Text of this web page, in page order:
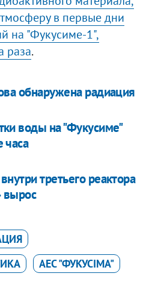
в первые дни
на "Фукусиме-1",
раза.
обнаружена радиация
воды на "Фукусиме"
часа
третьего реактора
вырос
АЕС "ФУКУСІМА"